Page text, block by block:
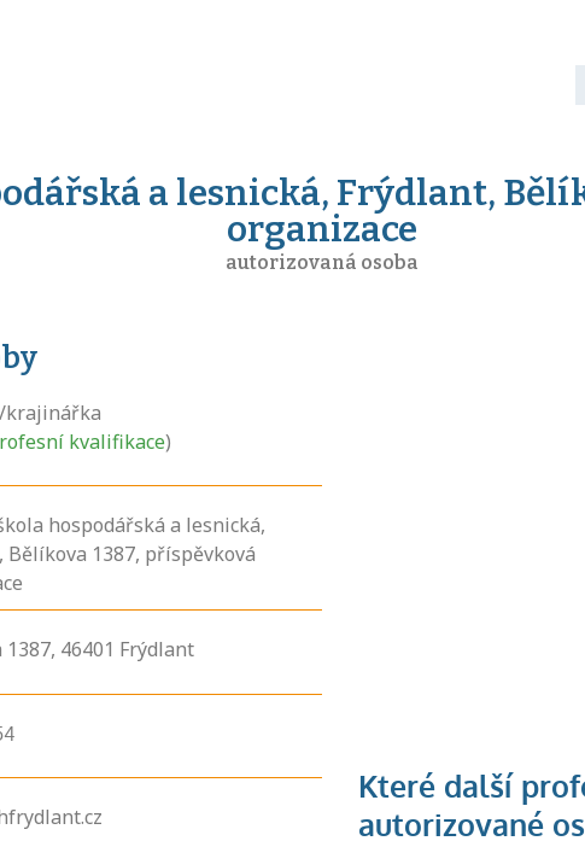
a lesnická, Frýdlant,
organizace
autorizovaná osoba
kvalifikace)
hospodářská a lesnická,
Bělíkova 1387, příspěvková
1387, 46401 Frýdlant